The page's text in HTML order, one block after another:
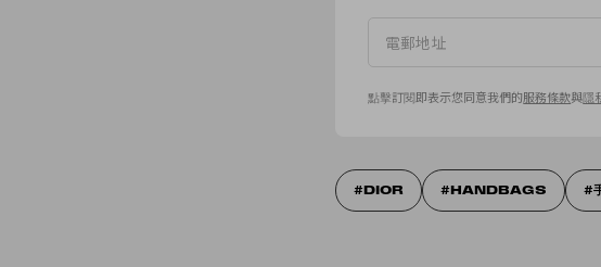
點擊訂閱即表示您同意我們的服務條款與隱
DIOR HANDBAGS